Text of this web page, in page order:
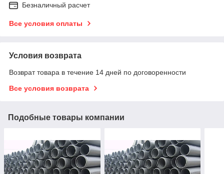
Безналичный расчет
Все условия оплаты
Условия возврата
Возврат товара в течение 14 дней по договоренности
Все условия возврата
Подобные товары компании